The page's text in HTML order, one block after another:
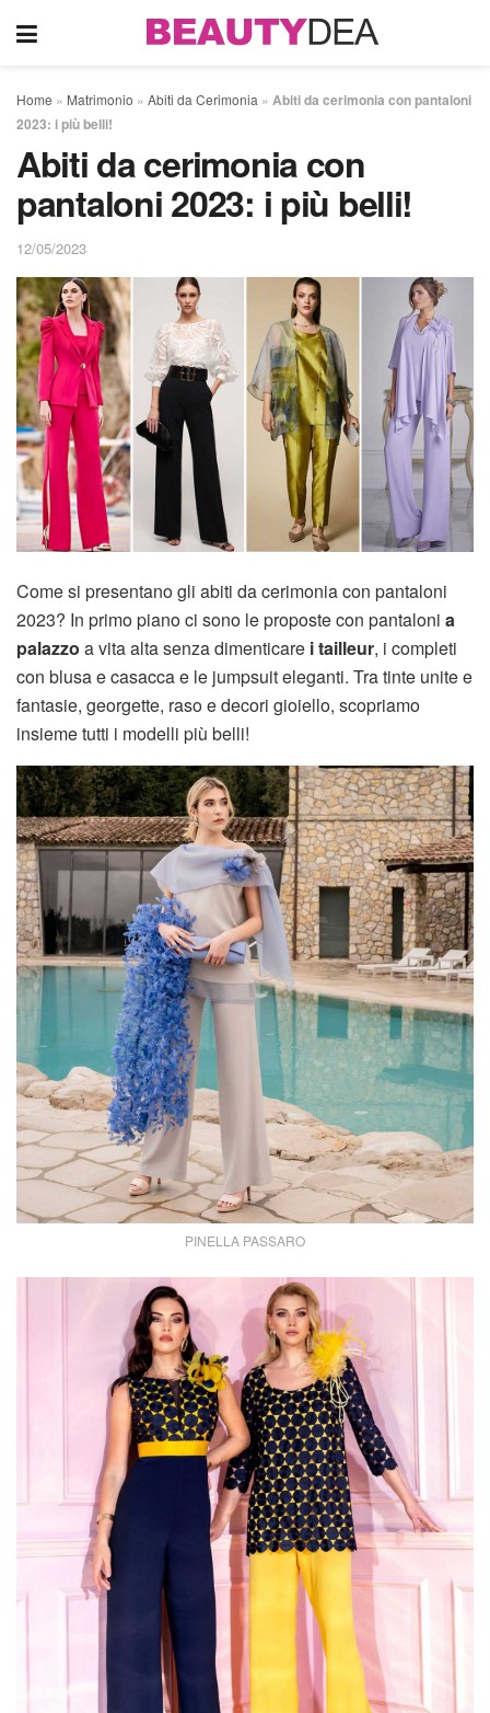
Home » Matrimonio » Abiti da Cerimonia » Abiti da cerimonia con pantaloni
2023: i più belli!
Abiti da cerimonia con
pantaloni 2023: i più belli!
12/05/2023
Come si presentano gli abiti da cerimonia con pantaloni
2023? In primo piano ci sono le proposte con pantaloni a
palazzo a vita alta senza dimenticare i tailleur, i completi
con blusa e casacca e le jumpsuit eleganti. Tra tinte unite e
fantasie, georgette, raso e decori gioiello, scopriamo
insieme tutti i modelli più belli!
PINELLA PASSARO